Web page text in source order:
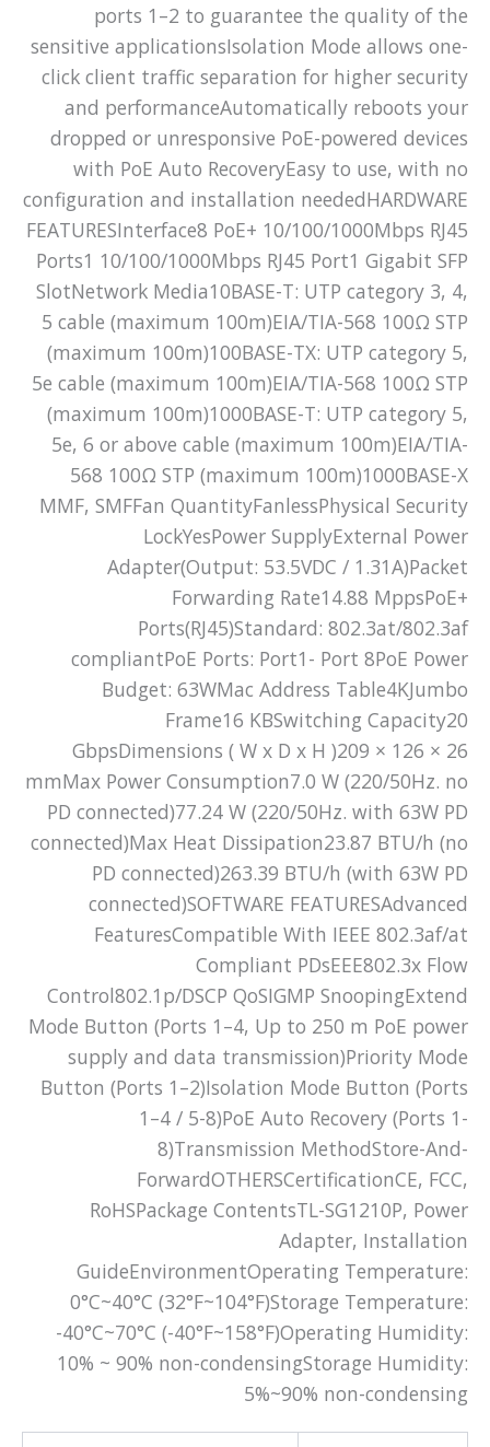
ports 1–2 to guarantee the quality of the
sensitive applicationsIsolation Mode allows one-
click client traffic separation for higher security
and performanceAutomatically reboots your
dropped or unresponsive PoE-powered devices
with PoE Auto RecoveryEasy to use, with no
configuration and installation neededHARDWARE
FEATURESInterface8 PoE+ 10/100/1000Mbps RJ45
Ports1 10/100/1000Mbps RJ45 Port1 Gigabit SFP
SlotNetwork Media10BASE-T: UTP category 3, 4,
5 cable (maximum 100m)EIA/TIA-568 100Ω STP
(maximum 100m)100BASE-TX: UTP category 5,
5e cable (maximum 100m)EIA/TIA-568 100Ω STP
(maximum 100m)1000BASE-T: UTP category 5,
5e, 6 or above cable (maximum 100m)EIA/TIA-
568 100Ω STP (maximum 100m)1000BASE-X
MMF, SMFFan QuantityFanlessPhysical Security
LockYesPower SupplyExternal Power
Adapter(Output: 53.5VDC / 1.31A)Packet
Forwarding Rate14.88 MppsPoE+
Ports(RJ45)Standard: 802.3at/802.3af
compliantPoE Ports: Port1- Port 8PoE Power
Budget: 63WMac Address Table4KJumbo
Frame16 KBSwitching Capacity20
GbpsDimensions ( W x D x H )209 × 126 × 26
mmMax Power Consumption7.0 W (220/50Hz. no
PD connected)77.24 W (220/50Hz. with 63W PD
connected)Max Heat Dissipation23.87 BTU/h (no
PD connected)263.39 BTU/h (with 63W PD
connected)SOFTWARE FEATURESAdvanced
FeaturesCompatible With IEEE 802.3af/at
Compliant PDsEEE802.3x Flow
Control802.1p/DSCP QoSIGMP SnoopingExtend
Mode Button (Ports 1–4, Up to 250 m PoE power
supply and data transmission)Priority Mode
Button (Ports 1–2)Isolation Mode Button (Ports
1–4 / 5-8)PoE Auto Recovery (Ports 1-
8)Transmission MethodStore-And-
ForwardOTHERSCertificationCE, FCC,
RoHSPackage ContentsTL-SG1210P, Power
Adapter, Installation
GuideEnvironmentOperating Temperature:
0°C~40°C (32°F~104°F)Storage Temperature:
-40°C~70°C (-40°F~158°F)Operating Humidity:
10% ~ 90% non-condensingStorage Humidity:
5%~90% non-condensing